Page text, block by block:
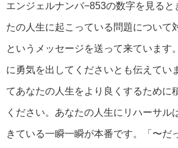
エンジェルナンバ−853の数字を見ると
たの人生に起こっている問題について
というメッセージを送って来ています
に勇気を出してくださいとも伝えてい
てあなたの人生をより良くするために
ください。あなたの人生にリハーサル
きている一瞬一瞬が本番です。「〜だ